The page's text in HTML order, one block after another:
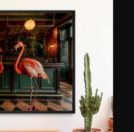
a
políticas y artísticas.
a Gamma Rapho: la
fotografías con 20
de agencias
(Gamma, Rapho,
Hoa-qui, Top y